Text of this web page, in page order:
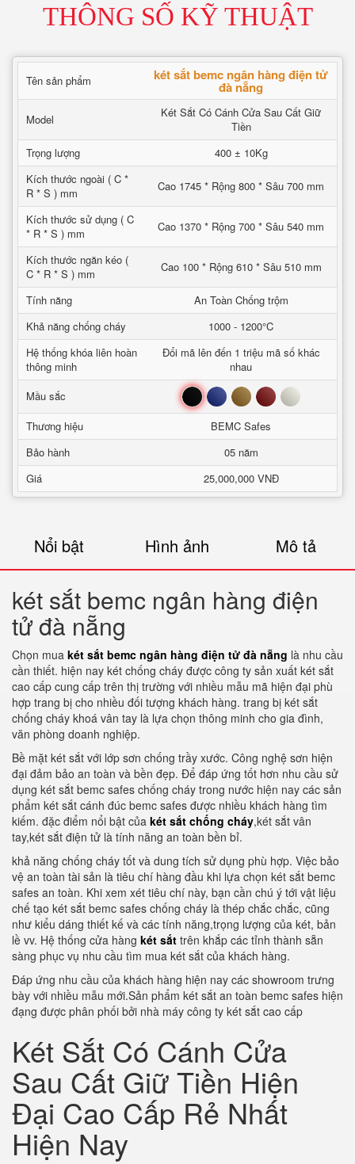
THÔNG SỐ KỸ THUẬT
Tên sản phẩm két sắt bemc ngân hàng điện tử
đà nẵng
Model
Két Sắt Có Cánh Cửa Sau Cất Giữ
Tiền
Trọng lượng
400 ± 10Kg
Kích thước ngoài ( C *
R * S ) mm
Cao 1745 * Rộng 800 * Sâu 700 mm
Kích thước sử dụng ( C
* R * S ) mm
Cao 1370 * Rộng 700 * Sâu 540 mm
Kích thước ngăn kéo (
C * R * S ) mm
Cao 100 * Rộng 610 * Sâu 510 mm
Tính năng
An Toàn Chống trộm
Khả năng chống cháy
1000 - 1200°C
Hệ thống khóa liên hoàn
thông minh
Đổi mã lên đến 1 triệu mã số khác
nhau
Mầu sắc
Đen Xanh Nâu Đỏ Trắng
Thương hiệu
BEMC Safes
Bảo hành
05 năm
Giá
25,000,000 VNĐ
Nổi bật Hình ảnh Mô tả
két sắt bemc ngân hàng điện
tử đà nẵng
Chọn mua két sắt bemc ngân hàng điện tử đà nẵng là nhu cầu
cần thiết. hiện nay két chống cháy được công ty sản xuất két sắt
cao cấp cung cấp trên thị trường với nhiều mẫu mã hiện đại phù
hợp trang bị cho nhiều đối tượng khách hàng. trang bị két sắt
chống cháy khoá vân tay là lựa chọn thông minh cho gia đình,
văn phòng doanh nghiệp.
Bề mặt két sắt với lớp sơn chống trầy xước. Công nghệ sơn hiện
đại đảm bảo an toàn và bền đẹp. Để đáp ứng tốt hơn nhu cầu sử
dụng két sắt bemc safes chống cháy trong nước hiện nay các sản
phẩm két sắt cánh đúc bemc safes được nhiều khách hàng tìm
kiếm. đặc điểm nổi bật của két sắt chống cháy,két sắt vân
tay,két sắt điện tử là tính năng an toàn bền bỉ.
khả năng chống cháy tốt và dung tích sử dụng phù hợp. Việc bảo
vệ an toàn tài sản là tiêu chí hàng đầu khi lựa chọn két sắt bemc
safes an toàn. Khi xem xét tiêu chí này, bạn cần chú ý tới vật liệu
chế tạo két sắt bemc safes chống cháy là thép chắc chắc, cũng
như kiểu dáng thiết kế và các tính năng,trọng lượng của két, bản
lề vv. Hệ thống cửa hàng két sắt trên khắp các tỉnh thành sẵn
sàng phục vụ nhu cầu tìm mua két sắt của khách hàng.
Đáp ứng nhu cầu của khách hàng hiện nay các showroom trưng
bày với nhiều mẫu mới.Sản phẩm két sắt an toàn bemc safes hiện
đạng được phân phối bởi nhà máy công ty két sắt cao cấp
Két Sắt Có Cánh Cửa
Sau Cất Giữ Tiền Hiện
Đại Cao Cấp Rẻ Nhất
Hiện Nay